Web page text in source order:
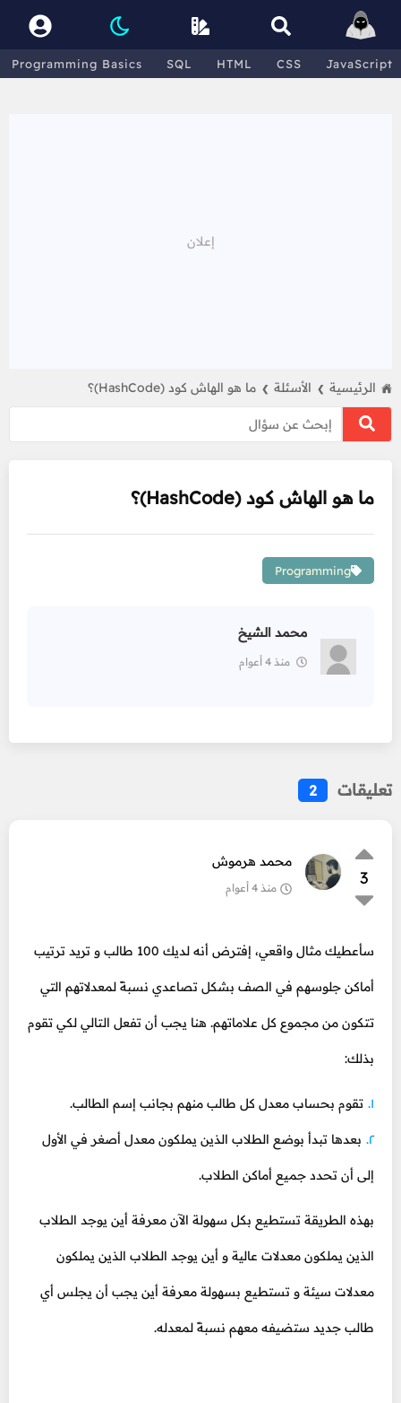
Programming Basics SQL HTML CSS JavaScript
الرئيسية ❯ الأسئلة ❯ ما هو الهاش كود (HashCode)؟
ما هو الهاش كود (HashCode)؟
Programming
محمد الشيخ
منذ 4 أعوام
تعليقات 2
3
محمد هرموش
منذ 4 أعوام
سأعطيك مثال واقعي، إفترض أنه لديك 100 طالب و تريد ترتيب
أماكن جلوسهم في الصف بشكل تصاعدي نسبةً لمعدلاتهم التي
تتكون من مجموع كل علاماتهم. هنا يجب أن تفعل التالي لكي تقوم
بذلك:
تقوم بحساب معدل كل طالب منهم بجانب إسم الطالب.
بعدها تبدأ بوضع الطلاب الذين يملكون معدل أصغر في الأول
إلى أن تحدد جميع أماكن الطلاب.
بهذه الطريقة تستطيع بكل سهولة الآن معرفة أين يوجد الطلاب
الذين يملكون معدلات عالية و أين يوجد الطلاب الذين يملكون
معدلات سيئة و تستطيع بسهولة معرفة أين يجب أن يجلس أي
طالب جديد ستضيفه معهم نسبةً لمعدله.